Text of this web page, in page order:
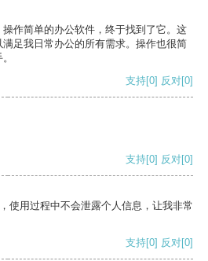
作简单的办公软件，终于找到了它。这
足我日常办公的所有需求。操作也很简
支持[0] 反对[0]
支持[0] 反对[0]
使用过程中不会泄露个人信息，让我非常
支持[0] 反对[0]